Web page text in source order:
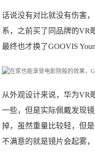
话说没有对比就没有伤害
系，之前买了同品牌的VR
最终也才换了GOOVIS
从外观设计来说，华为VR
一些，但是实际佩戴发现
掉，虽然重量比较轻，但
不满意的就是镜片会起雾